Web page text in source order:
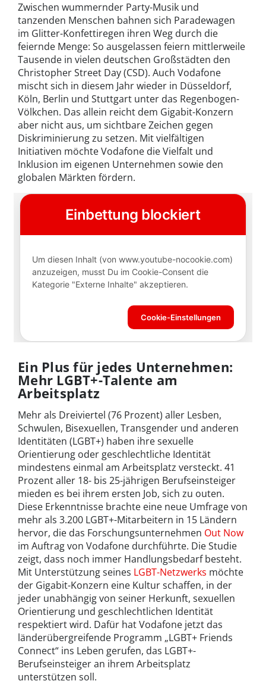
Zwischen wummernder Party-Musik und
tanzenden Menschen bahnen sich Paradewagen
im Glitter-Konfettiregen ihren Weg durch die
feiernde Menge: So ausgelassen feiern mittlerweile
Tausende in vielen deutschen Großstädten den
Christopher Street Day (CSD). Auch Vodafone
mischt sich in diesem Jahr wieder in Düsseldorf,
Köln, Berlin und Stuttgart unter das Regenbogen-
Völkchen. Das allein reicht dem Gigabit-Konzern
aber nicht aus, um sichtbare Zeichen gegen
Diskriminierung zu setzen. Mit vielfältigen
Initiativen möchte Vodafone die Vielfalt und
Inklusion im eigenen Unternehmen sowie den
globalen Märkten fördern.
Ein Plus für jedes Unternehmen:
Mehr LGBT+-Talente am
Arbeitsplatz
Mehr als Dreiviertel (76 Prozent) aller Lesben,
Schwulen, Bisexuellen, Transgender und anderen
Identitäten (LGBT+) haben ihre sexuelle
Orientierung oder geschlechtliche Identität
mindestens einmal am Arbeitsplatz versteckt. 41
Prozent aller 18- bis 25-jährigen Berufseinsteiger
mieden es bei ihrem ersten Job, sich zu outen.
Diese Erkenntnisse brachte eine neue Umfrage von
mehr als 3.200 LGBT+-Mitarbeitern in 15 Ländern
hervor, die das Forschungsunternehmen Out Now
im Auftrag von Vodafone durchführte. Die Studie
zeigt, dass noch immer Handlungsbedarf besteht.
Mit Unterstützung seines LGBT-Netzwerks möchte
der Gigabit-Konzern eine Kultur schaffen, in der
jeder unabhängig von seiner Herkunft, sexuellen
Orientierung und geschlechtlichen Identität
respektiert wird. Dafür hat Vodafone jetzt das
länderübergreifende Programm „LGBT+ Friends
Connect“ ins Leben gerufen, das LGBT+-
Berufseinsteiger an ihrem Arbeitsplatz
unterstützen soll.